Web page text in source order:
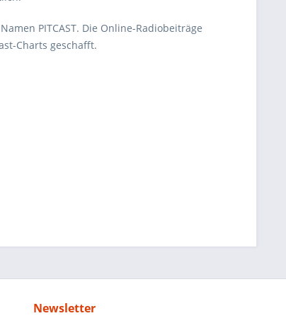
PITCAST. Die Online-Radiobeiträge
Charts geschafft.
Newsletter